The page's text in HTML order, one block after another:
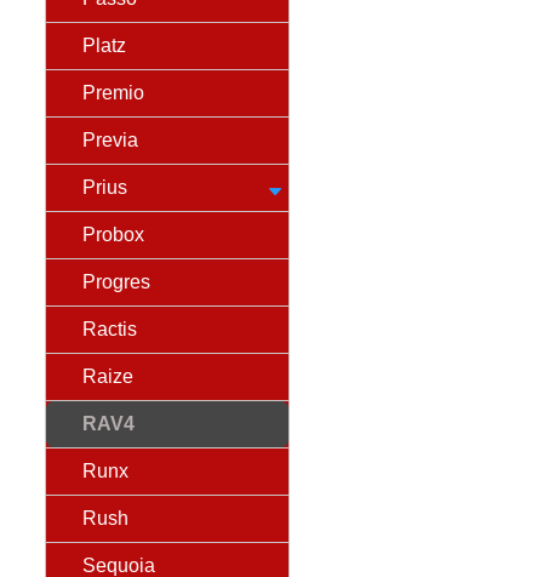
Platz
Premio
Previa
Prius
Probox
Progres
Ractis
Raize
RAV4
Runx
Rush
Sequoia